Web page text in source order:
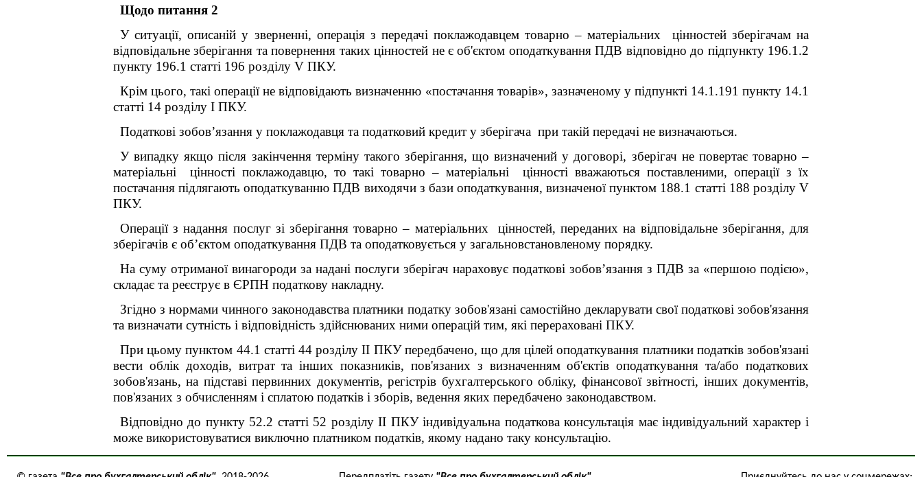
Щодо питання 2
У ситуації, описаній у зверненні, операція з передачі поклажодавцем товарно – матеріальних цінностей зберігачам на
відповідальне зберігання та повернення таких цінностей не є об'єктом оподаткування ПДВ відповідно до підпункту 196.1.2
пункту 196.1 статті 196 розділу V ПКУ.
Крім цього, такі операції не відповідають визначенню «постачання товарів», зазначеному у підпункті 14.1.191 пункту 14.1
статті 14 розділу I ПКУ.
Податкові зобов’язання у поклажодавця та податковий кредит у зберігача при такій передачі не визначаються.
У випадку якщо після закінчення терміну такого зберігання, що визначений у договорі, зберігач не повертає товарно –
матеріальні цінності поклажодавцю, то такі товарно – матеріальні цінності вважаються поставленими, операції з їх
постачання підлягають оподаткуванню ПДВ виходячи з бази оподаткування, визначеної пунктом 188.1 статті 188 розділу V
ПКУ.
Операції з надання послуг зі зберігання товарно – матеріальних цінностей, переданих на відповідальне зберігання, для
зберігачів є об’єктом оподаткування ПДВ та оподатковується у загальновстановленому порядку.
На суму отриманої винагороди за надані послуги зберігач нараховує податкові зобов’язання з ПДВ за «першою подією»,
складає та реєструє в ЄРПН податкову накладну.
Згідно з нормами чинного законодавства платники податку зобов'язані самостійно декларувати свої податкові зобов'язання
та визначати сутність і відповідність здійснюваних ними операцій тим, які перераховані ПКУ.
При цьому пунктом 44.1 статті 44 розділу II ПКУ передбачено, що для цілей оподаткування платники податків зобов'язані
вести облік доходів, витрат та інших показників, пов'язаних з визначенням об'єктів оподаткування та/або податкових
зобов'язань, на підставі первинних документів, регістрів бухгалтерського обліку, фінансової звітності, інших документів,
пов'язаних з обчисленням і сплатою податків і зборів, ведення яких передбачено законодавством.
Відповідно до пункту 52.2 статті 52 розділу ІІ ПКУ індивідуальна податкова консультація має індивідуальний характер і
може використовуватися виключно платником податків, якому надано таку консультацію.